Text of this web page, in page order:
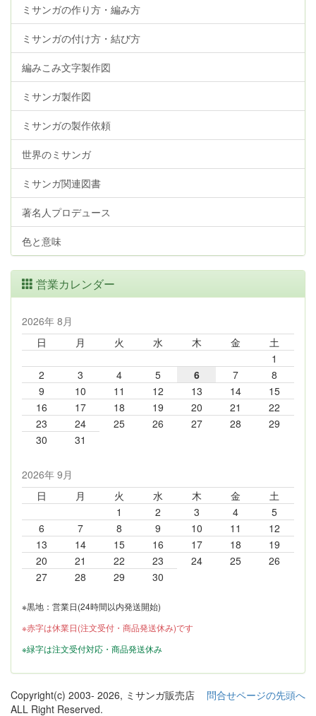
ミサンガの作り方・編み方
ミサンガの付け方・結び方
編みこみ文字製作図
ミサンガ製作図
ミサンガの製作依頼
世界のミサンガ
ミサンガ関連図書
著名人プロデュース
色と意味
営業カレンダー
2026年 8月
日
月 火 水 木 金
土
1
2
3 4 5 6 7
8
9
10 11 12 13 14
15
16
17 18 19 20 21
22
23
24 25 26 27 28
29
30
31
2026年 9月
日
月 火 水 木 金
土
1
2 3 4
5
6
7 8 9 10 11
12
13
14 15 16 17 18
19
20
21 22 23 24 25
26
27
28 29 30
※黒地：営業日(24時間以内発送開始)
※赤字は休業日(注文受付・商品発送休み)です
※緑字は注文受付対応・商品発送休み
問合せページの先頭へ
Copyright(c) 2003- 2026, ミサンガ販売店
ALL Right Reserved.